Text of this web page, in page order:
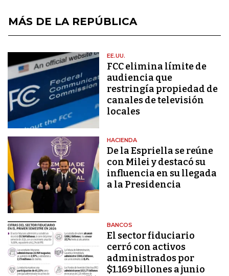
MÁS DE LA REPÚBLICA
EE.UU.
FCC elimina límite de
audiencia que
restringía propiedad de
canales de televisión
locales
HACIENDA
De la Espriella se reúne
con Milei y destacó su
influencia en su llegada
a la Presidencia
BANCOS
El sector fiduciario
cerró con activos
administrados por
$1.169 billones a junio